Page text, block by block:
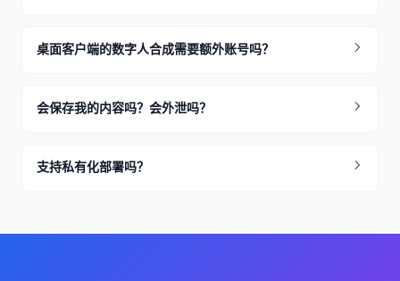
桌面客户端的数字人合成需要额外账号吗？
会保存我的内容吗？会外泄吗？
支持私有化部署吗？